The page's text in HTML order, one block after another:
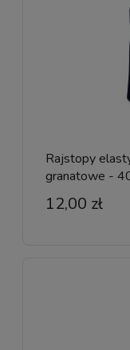
Rajstopy
granatowe -
12,00 zł